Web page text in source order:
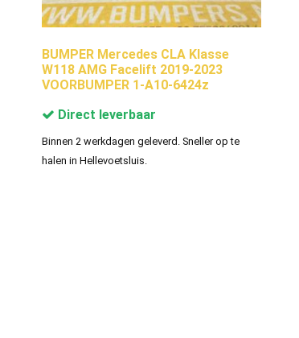
BUMPER Mercedes CLA Klasse
W118 AMG Facelift 2019-2023
VOORBUMPER 1-A10-6424z
Direct leverbaar
Binnen 2 werkdagen geleverd. Sneller op te
halen in Hellevoetsluis.